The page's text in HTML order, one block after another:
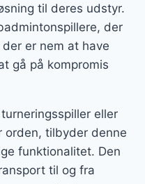
til deres udstyr.
der
er nem at have
gå på kompromis
eller
orden, tilbyder denne
funktionalitet. Den
til og fra